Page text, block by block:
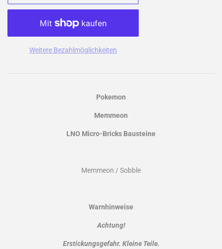
Weitere Bezahlmöglichkeiten
Pokemon
Memmeon
LNO Micro-Bricks Bausteine
Memmeon / Sobble
Warnhinweise
Achtung!
Erstickungsgefahr. Kleine Teile.